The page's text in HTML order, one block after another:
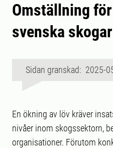
Omställning
svenska skogar
Sidan granskad: 2025-
En ökning av löv kräver
nivåer inom skogssektorn,
organisationer. Förutom